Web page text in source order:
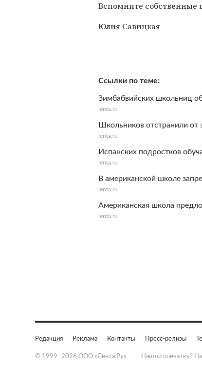
Вспомните собственные
Юлия Савицкая
Ссылки по теме
Зимбабвийских школьниц
lenta.ru
Школьников отстранили от
lenta.ru
Испанских подростков
lenta.ru
В американской школе
lenta.ru
Американская школа
lenta.ru
Редакция Реклама Контакты Пресс-релизы
© 1999–2026 ООО «Лента.Ру» Нашли опечатку?